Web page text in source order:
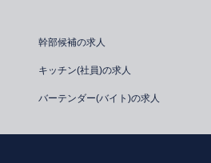
幹部候補の求人
キッチン(社員)の求人
バーテンダー(バイト)の求人